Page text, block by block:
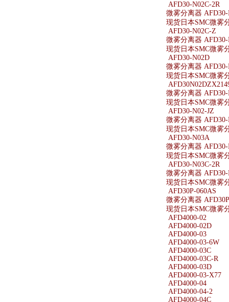
AFD30-N02C-2R
微雾分离器 AFD30-
现货日本SMC微雾
AFD30-N02C-Z
微雾分离器
现货日本SMC微雾
AFD30-N02D
微雾分离器 AFD30-
现货日本SMC微雾
微雾分离器
现货日本SMC微雾
AFD30-N02-JZ
微雾分离器 AFD30-
现货日本SMC微雾
AFD30-N03A
微雾分离器
现货日本SMC微雾
AFD30-N03C-2R
微雾分离器 AFD30-
现货日本SMC微雾
AFD30P-060AS
微雾分离器
现货日本SMC微雾
AFD4000-02
AFD4000-02D
AFD4000-03
AFD4000-03-6W
AFD4000-03C
AFD4000-03C-R
AFD4000-03D
AFD4000-03-X77
AFD4000-04
AFD4000-04-2
AFD4000-04C